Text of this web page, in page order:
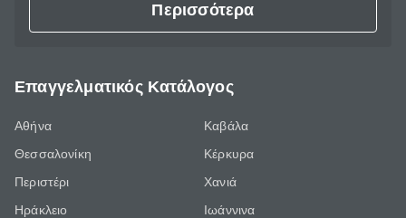
Περισσότερα
Επαγγελματικός Κατάλογος
Αθήνα
Θεσσαλονίκη
Περιστέρι
Ηράκλειο
Καβάλα
Κέρκυρα
Χανιά
Ιωάννινα